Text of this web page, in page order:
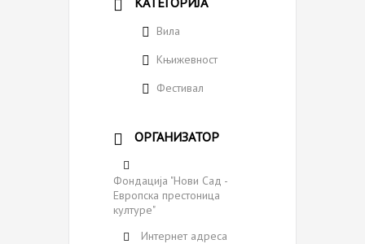
Вила
Књижевност
Фестивал
ОРГАНИЗАТОР
Фондација "Нови Сaд -
Европска престоница
културе"
Интернет адреса